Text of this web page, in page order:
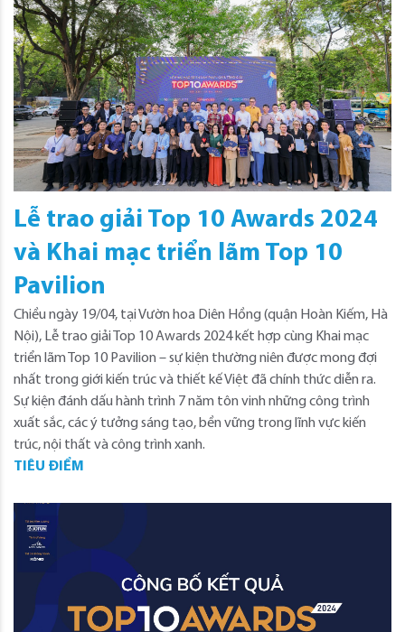
Lễ trao giải Top 10 Awards 2024
và Khai mạc triển lãm Top 10
Pavilion
Chiều ngày 19/04, tại Vườn hoa Diên Hồng (quận Hoàn Kiếm, Hà
Nội), Lễ trao giải Top 10 Awards 2024 kết hợp cùng Khai mạc
triển lãm Top 10 Pavilion – sự kiện thường niên được mong đợi
nhất trong giới kiến trúc và thiết kế Việt đã chính thức diễn ra.
Sự kiện đánh dấu hành trình 7 năm tôn vinh những công trình
xuất sắc, các ý tưởng sáng tạo, bền vững trong lĩnh vực kiến
trúc, nội thất và công trình xanh.
TIÊU ĐIỂM